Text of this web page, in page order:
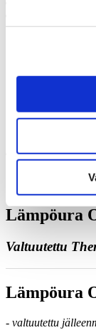
Ota yhteyttä
Varaa
Yhteystiedot
Lämpöura
Valtuutettu
Lämpöura
- valtuutettu